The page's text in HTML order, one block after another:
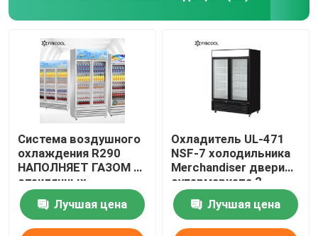
Система воздушного
охлаждения R290
НАПОЛНЯЕТ ГАЗОМ 2
стеклянных
Merchandisers 1170L
двери Лучшая цена
Охладитель UL-471
NSF-7 холодильника
Merchandiser двери
супермаркета 2
стеклянный
Лучшая цена